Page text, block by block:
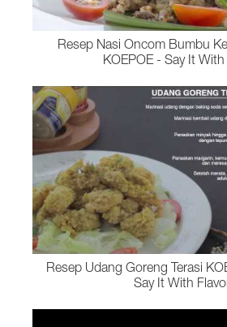
Resep Nasi Oncom Bumbu
KOEPOE - Say It With
Resep Udang Goreng Terasi
Say It With